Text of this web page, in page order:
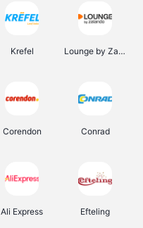
Krefel Lounge by Zalando
Corendon Conrad
Ali Express Efteling